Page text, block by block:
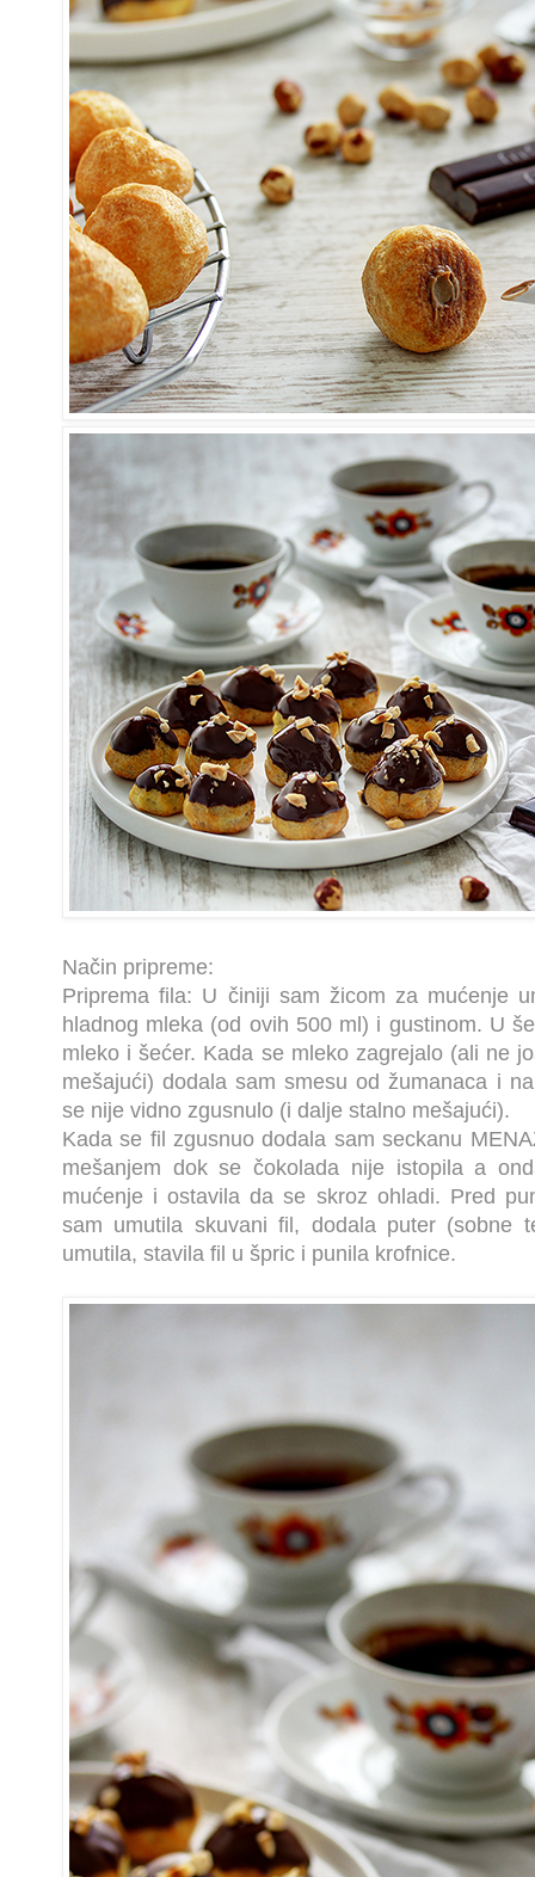
Način pripreme:
Priprema fila: U činiji sam žicom za mućenje
hladnog mleka (od ovih 500 ml) i gustinom. U
mleko i šećer. Kada se mleko zagrejalo (ali ne
mešajući) dodala sam smesu od žumanaca i
se nije vidno zgusnulo (i dalje stalno mešajući).
Kada se fil zgusnuo dodala sam seckanu
mešanjem dok se čokolada nije istopila a
mućenje i ostavila da se skroz ohladi. Pred
sam umutila skuvani fil, dodala puter (sobne
umutila, stavila fil u špric i punila krofnice.